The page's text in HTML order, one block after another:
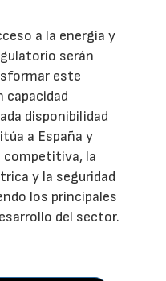
a la energía y
serán
este
capacidad
disponibilidad
a España y
competitiva, la
y la seguridad
los principales
del sector.